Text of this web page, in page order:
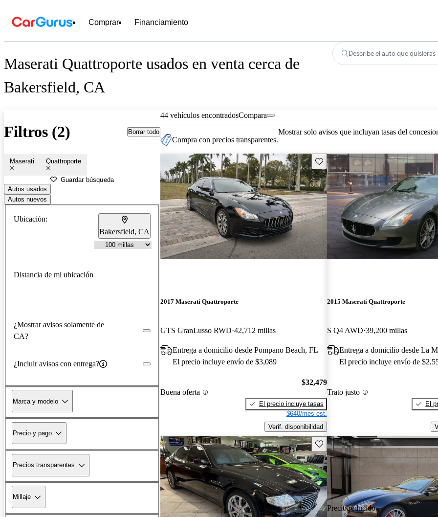
Comprar Financiamiento
Maserati Quattroporte usados en venta cerca de
Bakersfield, CA
Describe el auto que quisieras
Filtros (2) Borrar todo
Maserati Quattroporte
Guardar búsqueda
Autos usados
Autos nuevos
Ubicación:
Bakersfield, CA
Distancia de mi ubicación
¿Mostrar avisos solamente de
CA?
¿Incluir avisos con entrega?
Marca y modelo
Precio y pago
Precios transparentes
Millaje
44 vehículos encontradosCompara
Compra con precios transparentes.
Mostrar solo avisos que incluyan tasas del
Guarda este Aviso
2017 Maserati Quattroporte
GTS GranLusso RWD 42,712 millas
Entrega a domicilio desde Pompano Beach, FL
El precio incluye envío de $3,089
Buena oferta
$32,479
El precio incluye tasas
$640/mes est.
Verif. disponibilidad
2015 Maserati Quattroporte
S Q4 AWD 39,200 millas
Entrega a domicilio desde La
El precio incluye envío de
Trato justo
El
Guarda este Aviso
Precio reducido